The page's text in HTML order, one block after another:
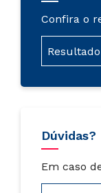
Confira o
Resultado
Dúvidas?
Em caso